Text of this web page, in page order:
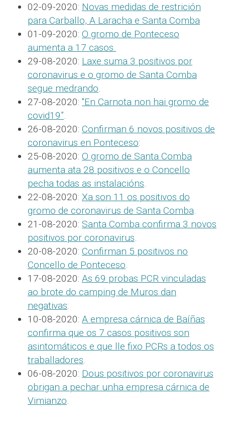
02-09-2020: Novas medidas de restrición
para Carballo, A Laracha e Santa Comba
01-09-2020: O gromo de Ponteceso
aumenta a 17 casos.
29-08-2020: Laxe suma 3 positivos por
coronavirus e o gromo de Santa Comba
segue medrando
27-08-2020: "En Carnota non hai gromo de
covid19”
26-08-2020: Confirman 6 novos positivos de
coronavirus en Ponteceso:
25-08-2020: O gromo de Santa Comba
aumenta ata 28 positivos e o Concello
pecha todas as instalacións
22-08-2020: Xa son 11 os positivos do
gromo de coronavirus de Santa Comba
21-08-2020: Santa Comba confirma 3 novos
positivos por coronavirus
20-08-2020: Confirman 5 positivos no
Concello de Ponteceso
17-08-2020: As 69 probas PCR vinculadas
ao brote do camping de Muros dan
negativas:
10-08-2020: A empresa cárnica de Baíñas
confirma que os 7 casos positivos son
asintomáticos e que lle fixo PCRs a todos os
traballadores
06-08-2020: Dous positivos por coronavirus
obrigan a pechar unha empresa cárnica de
Vimianzo